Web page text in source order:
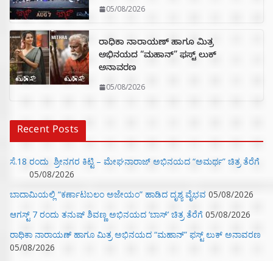
05/08/2026
ರಾಧಿಕಾ ನಾರಾಯಣ್ ಹಾಗೂ ಮಿತ್ರ
ಅಭಿನಯದ “ಮಹಾನ್” ಫಸ್ಟ್ ಲುಕ್
ಅನಾವರಣ
05/08/2026
Recent Posts
ಸೆ.18 ರಂದು ಶ್ರೀನಗರ ಕಿಟ್ಟಿ – ಮೇಘನಾರಾಜ್ ಅಭಿನಯದ “ಅಮರ್ಥ” ಚಿತ್ರ ತೆರೆಗೆ
05/08/2026
ಬಾದಾಮಿಯಲ್ಲಿ “ಕರ್ಣಾಟಬಲಂ ಅಜೇಯಂ” ಹಾಡಿದ ದೃಶ್ಯ ವೈಭವ 05/08/2026
ಆಗಸ್ಟ್ 7 ರಂದು ತನುಷ್ ಶಿವಣ್ಣ ಅಭಿನಯದ ‘ಬಾಸ್’ ಚಿತ್ರ ತೆರೆಗೆ 05/08/2026
ರಾಧಿಕಾ ನಾರಾಯಣ್ ಹಾಗೂ ಮಿತ್ರ ಅಭಿನಯದ “ಮಹಾನ್” ಫಸ್ಟ್ ಲುಕ್ ಅನಾವರಣ
05/08/2026